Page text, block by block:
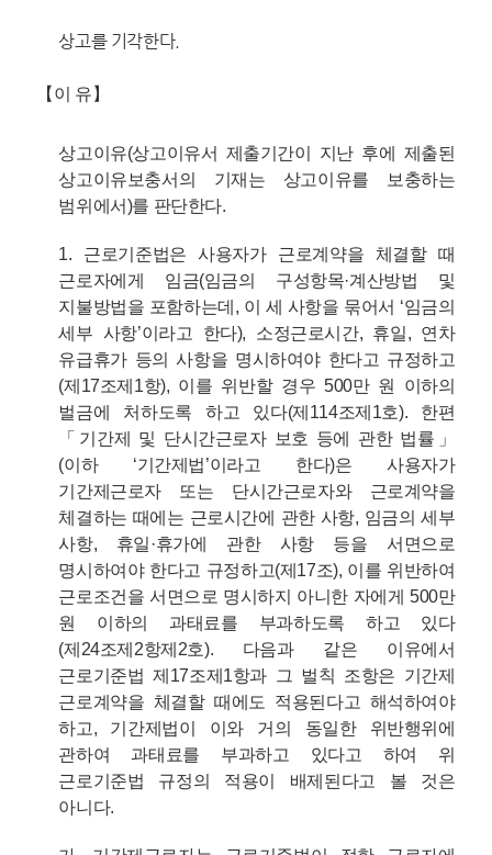
상고를 기각한다.
【이 유】
상고이유(상고이유서 제출기간이 지난 후에 제출된
상고이유보충서의 기재는 상고이유를 보충하는
범위에서)를 판단한다.
1. 근로기준법은 사용자가 근로계약을 체결할 때
근로자에게 임금(임금의 구성항목·계산방법 및
지불방법을 포함하는데, 이 세 사항을 묶어서 ‘임금의
세부 사항’이라고 한다), 소정근로시간, 휴일, 연차
유급휴가 등의 사항을 명시하여야 한다고 규정하고
(제17조제1항), 이를 위반할 경우 500만 원 이하의
벌금에 처하도록 하고 있다(제114조제1호). 한편
「기간제 및 단시간근로자 보호 등에 관한 법률」
(이하 ‘기간제법’이라고 한다)은 사용자가
기간제근로자 또는 단시간근로자와 근로계약을
체결하는 때에는 근로시간에 관한 사항, 임금의 세부
사항, 휴일·휴가에 관한 사항 등을 서면으로
명시하여야 한다고 규정하고(제17조), 이를 위반하여
근로조건을 서면으로 명시하지 아니한 자에게 500만
원 이하의 과태료를 부과하도록 하고 있다
(제24조제2항제2호). 다음과 같은 이유에서
근로기준법 제17조제1항과 그 벌칙 조항은 기간제
근로계약을 체결할 때에도 적용된다고 해석하여야
하고, 기간제법이 이와 거의 동일한 위반행위에
관하여 과태료를 부과하고 있다고 하여 위
근로기준법 규정의 적용이 배제된다고 볼 것은
아니다.